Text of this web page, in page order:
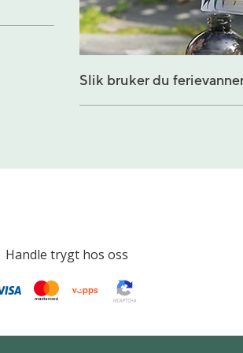
Slik bruker du
Handle trygt hos oss